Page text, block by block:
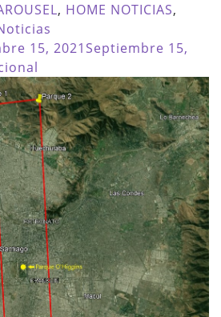
, HOME NOTICIAS,
15, 2021 Septiembre 15,